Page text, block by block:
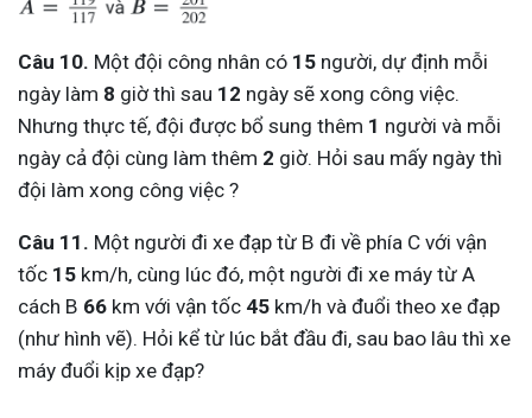
Câu 10. Một đội công nhân có 15 người, dự định mỗi
ngày làm 8 giờ thì sau 12 ngày sẽ xong công việc.
Nhưng thực tế, đội được bổ sung thêm 1 người và mỗi
ngày cả đội cùng làm thêm 2 giờ. Hỏi sau mấy ngày thì
đội làm xong công việc ?
Câu 11. Một người đi xe đạp từ B đi về phía C với vận
tốc 15 km/h, cùng lúc đó, một người đi xe máy từ A
cách B 66 km với vận tốc 45 km/h và đuổi theo xe đạp
(như hình vẽ). Hỏi kể từ lúc bắt đầu đi, sau bao lâu thì xe
máy đuổi kịp xe đạp?